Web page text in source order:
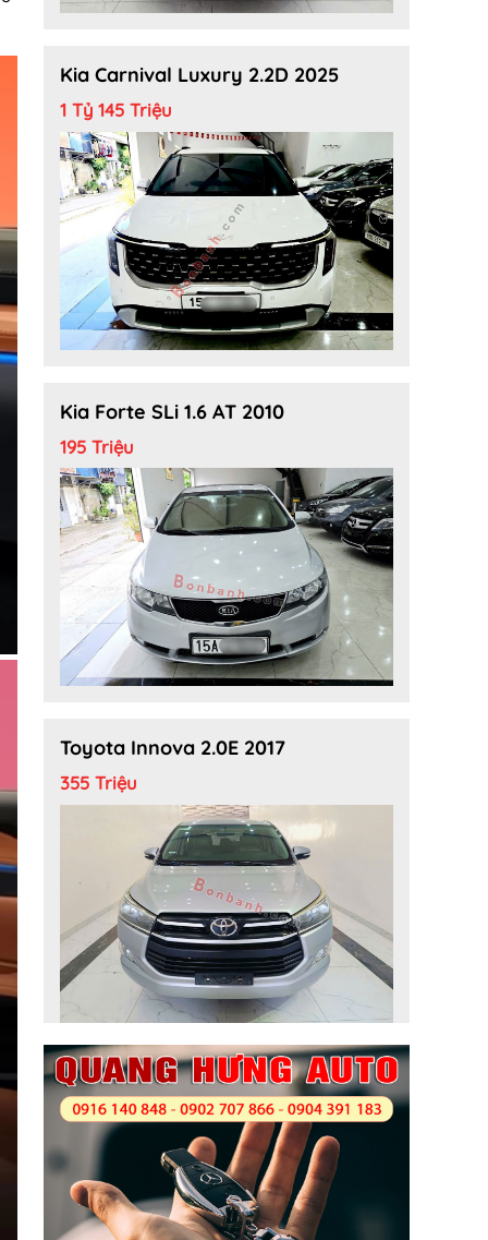
Kia Carnival Luxury 2.2D 2025
1 Tỷ 145 Triệu
Kia Forte SLi 1.6 AT 2010
195 Triệu
Toyota Innova 2.0E 2017
355 Triệu